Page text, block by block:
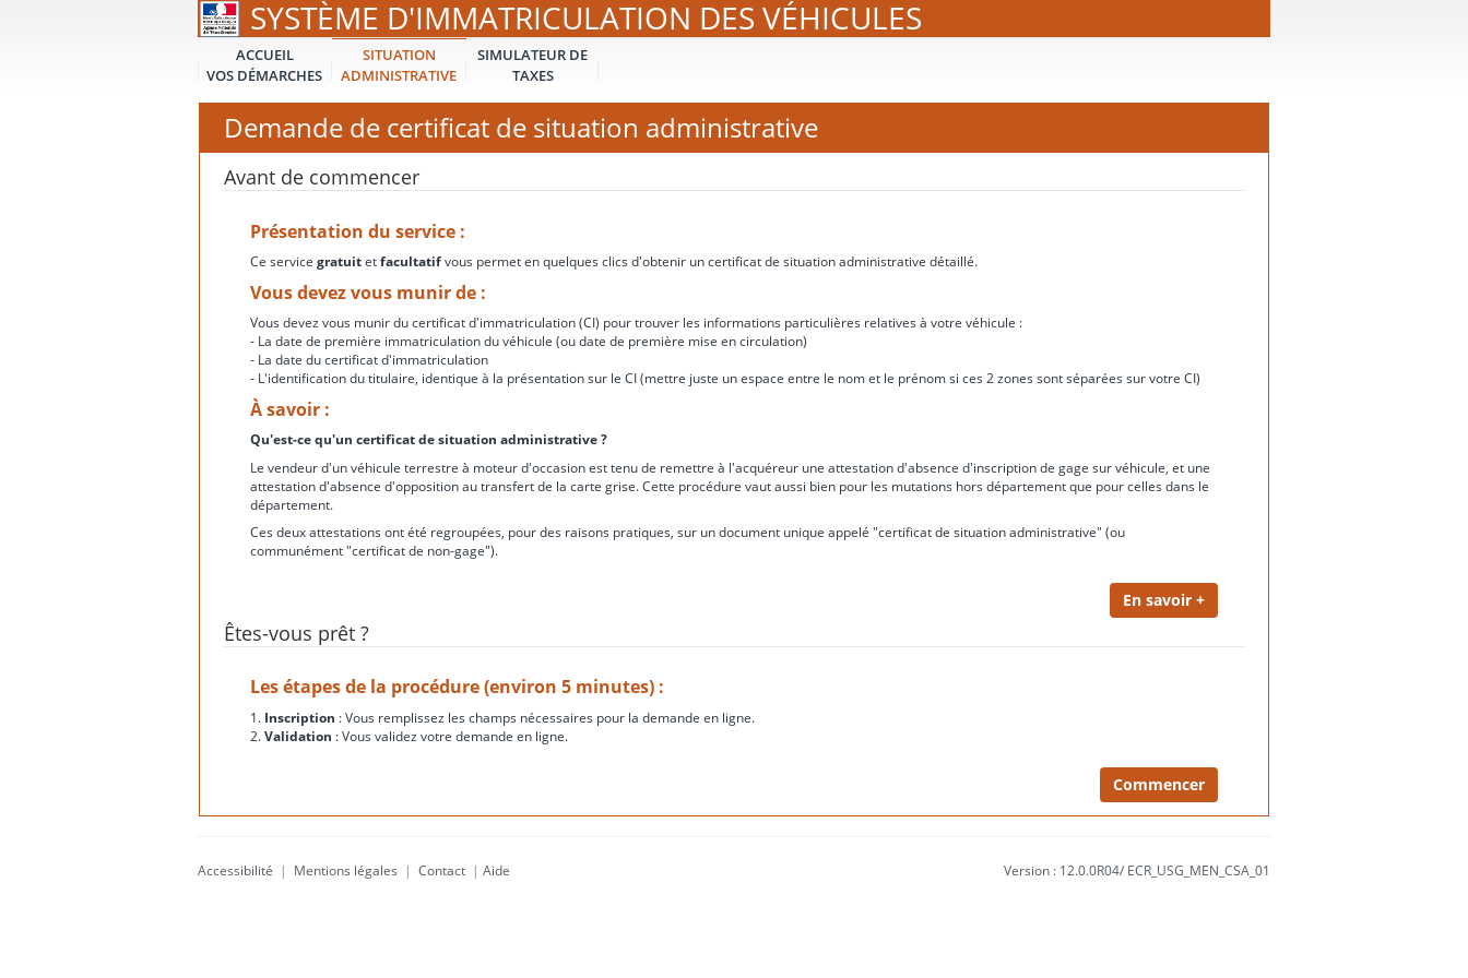
SYSTÈME D'IMMATRICULATION DES VÉHICULES
ACCUEIL
VOS DÉMARCHES
SITUATION
ADMINISTRATIVE
SIMULATEUR DE
TAXES
Demande de certificat de situation administrative
Avant de commencer
Présentation du service :
Ce service gratuitetfacultatifvous permet en quelques clics d'obtenir un certificat de situation administrative détaillé.
Vous devez vous munir de :
Vous devez vous munir du certificat d'immatriculation (CI) pour trouver les informations particulières relatives à votre véhicule :
- La date de première immatriculation du véhicule (ou date de première mise en circulation)
- La date du certificat d'immatriculation
- L'identification du titulaire, identique à la présentation sur le CI (mettre juste un espace entre le nom et le prénom si ces 2 zones sont séparées sur votre CI)
À savoir :
Qu'est-ce qu'un certificat de situation administrative ?
Le vendeur d'un véhicule terrestre à moteur d'occasion est tenu de remettre à l'acquéreur une attestation d'absence d'inscription de gage sur véhicule, et une
attestation d'absence d'opposition au transfert de la carte grise. Cette procédure vaut aussi bien pour les mutations hors département que pour celles dans le
département.
Ces deux attestations ont été regroupées, pour des raisons pratiques, sur un document unique appelé "certificat de situation administrative" (ou
communément "certificat de non-gage").
Êtes-vous prêt ?
Les étapes de la procédure (environ 5 minutes) :
1. Inscription : Vous remplissez les champs nécessaires pour la demande en ligne.
2.Validation : Vous validez votre demande en ligne.
Accessibilité | Mentions légales | Contact | Aide Version : 12.0.0R04/ ECR_USG_MEN_CSA_01